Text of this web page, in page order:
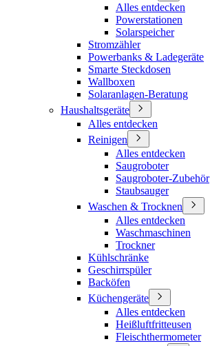
Alles entdecken
Powerstationen
Solarspeicher
Stromzähler
Powerbanks & Ladegeräte
Smarte Steckdosen
Wallboxen
Solaranlagen-Beratung
Haushaltsgeräte
Alles entdecken
Reinigen
Alles entdecken
Saugroboter
Saugroboter-Zubehör
Staubsauger
Waschen & Trocknen
Alles entdecken
Waschmaschinen
Trockner
Kühlschränke
Geschirrspüler
Backöfen
Küchengeräte
Alles entdecken
Heißluftfritteusen
Fleischthermometer